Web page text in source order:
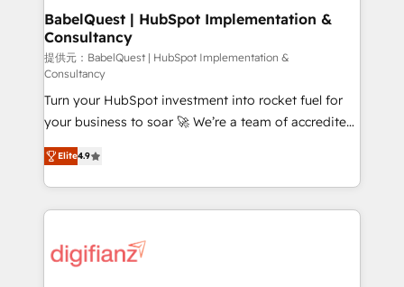
Boutique 'Elite' team of 12 • 150+ clients across Sales
Hub, Marketing Hub, Service Hub, Data Hub and
CMS • ISO/IEC 27001:2022, ISO 9001:2015, and ISO
42001:2023 certified - the AI management standard •
GuardHub: our AI governance framework, built on
ISO 42001 Ready for the next step? Click the 👈
'𝗖𝗼𝗻𝘁𝗮𝗰𝘁 𝗯𝘂𝘀𝗶𝗻𝗲𝘀𝘀' button to get in touch (𝘸𝘦'𝘳𝘦
𝘴𝘶𝘱𝘦𝘳 𝘳𝘦𝘴𝘱𝘰𝘯𝘴𝘪𝘷𝘦)
BabelQuest | HubSpot Implementation &
Consultancy
提供元：BabelQuest | HubSpot Implementation &
Consultancy
Turn your HubSpot investment into rocket fuel for
your business to soar 🚀 We’re a team of accredited
HubSpot experts ready to help you. We can
implement the platform into complex business
environments, optimise what you've got and make
sure you can actually use it, build your website in
for you and execute it on HubSpot. We are on the
Elite4.9